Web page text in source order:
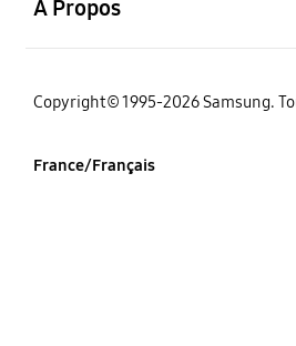
À Propos
‌Copyright© 1995-2026 Samsung.
France/Français